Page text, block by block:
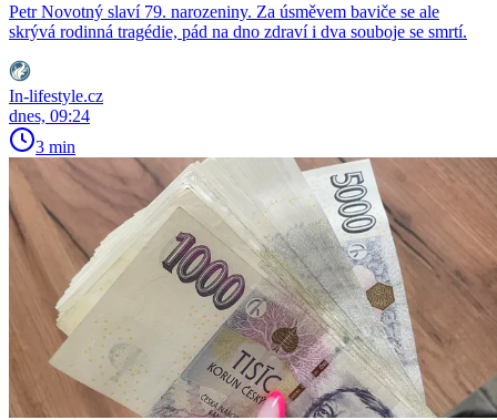
Petr Novotný slaví 79. narozeniny. Za úsměvem baviče se ale
skrývá rodinná tragédie, pád na dno zdraví i dva souboje se smrtí.
In-lifestyle.cz
dnes, 09:24
3 min